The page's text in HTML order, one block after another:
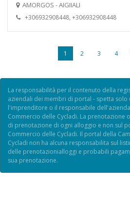
AMORGOS - AIGIIALI
+306932908448, +306932908448
1 2 3 4
La responsabilità per il contenuto della
aziendali dei membri di portal - spetta solo
l'imprenditore o il responsabile
Commercio delle Cycladi. La prenotazione
di prenotazione di ogni alloggio e non sul
Commercio delle Cycladi. Il portal della
Cycladi non ha alcuna responsabilita sul
delle prenotazionialloggi e probabili
sua prenotazione.